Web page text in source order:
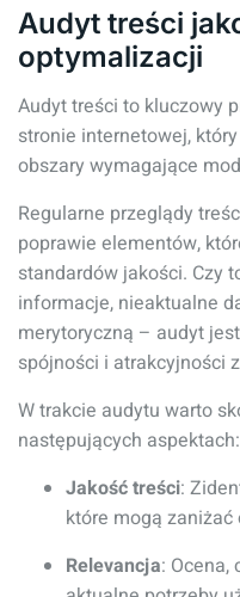
Audyt treści
optymalizacji
Audyt treści to kluczowy
stronie internetowej,
obszary wymagające
Regularne przeglądy
poprawie elementów,
standardów jakości. Czy
informacje, nieaktualne
merytoryczną – audyt
spójności i atrakcyjności
W trakcie audytu warto
następujących aspektach:
Jakość treści:
które mogą
Relevancja: Ocena,